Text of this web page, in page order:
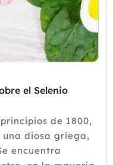
el Selenio
de 1800,
una diosa griega,
encuentra